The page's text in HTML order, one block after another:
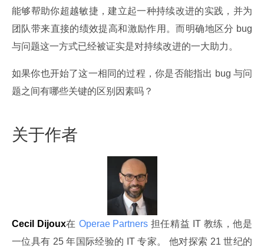
能够帮助你超越敏捷，建立起一种持续改进的实践，并为
团队带来直接的绩效提高和激励作用。而明确地区分 bug
与问题这一方式已经被证实是对持续改进的一大助力。
如果你也开始了这一相同的过程，你是否能指出 bug 与问
题之间有哪些关键的区别因素吗？
关于作者
Cecil Dijoux在 Operae Partners 担任精益 IT 教练，他是
一位具有 25 年国际经验的 IT 专家。 他对探索 21 世纪的